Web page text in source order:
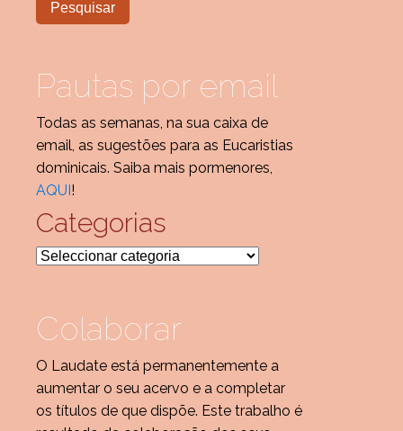
Pautas por email
Todas as semanas, na sua caixa de
email, as sugestões para as Eucaristias
dominicais. Saiba mais pormenores,
AQUI!
Categorias
Categorias
Colaborar
O Laudate está permanentemente a
aumentar o seu acervo e a completar
os títulos de que dispõe. Este trabalho é